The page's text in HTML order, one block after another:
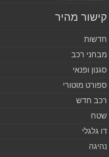
מהיר
רכב
ופנאי
מוטורי
חדש
גלגלי